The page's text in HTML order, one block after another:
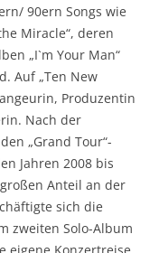
90ern Songs wie
Miracle“, deren
„I`m Your Man“
Auf „Ten New
Produzentin
Nach der
„Grand Tour“-
Jahren 2008 bis
Anteil an der
sich die
zweiten Solo-Album